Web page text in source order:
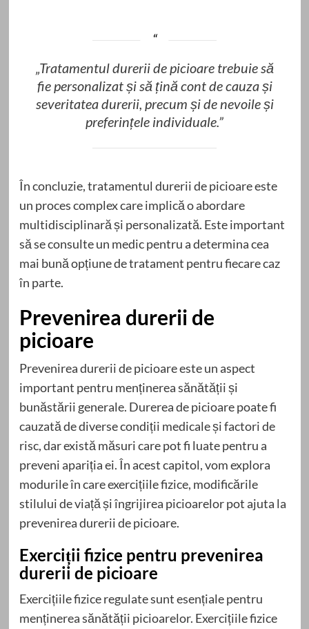
„Tratamentul durerii de picioare trebuie să
fie personalizat și să țină cont de cauza și
severitatea durerii, precum și de nevoile și
preferințele individuale.”
În concluzie, tratamentul durerii de picioare este
un proces complex care implică o abordare
multidisciplinară și personalizată. Este important
să se consulte un medic pentru a determina cea
mai bună opțiune de tratament pentru fiecare caz
în parte.
Prevenirea durerii de
picioare
Prevenirea durerii de picioare este un aspect
important pentru menținerea sănătății și
bunăstării generale. Durerea de picioare poate fi
cauzată de diverse condiții medicale și factori de
risc, dar există măsuri care pot fi luate pentru a
preveni apariția ei. În acest capitol, vom explora
modurile în care exercițiile fizice, modificările
stilului de viață și îngrijirea picioarelor pot ajuta la
prevenirea durerii de picioare.
Exerciții fizice pentru prevenirea
durerii de picioare
Exercițiile fizice regulate sunt esențiale pentru
menținerea sănătății picioarelor. Exercițiile fizice